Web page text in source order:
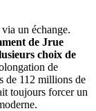
un échange.
de Jrue
choix de
de
de 112 millions de
toujours forcer un